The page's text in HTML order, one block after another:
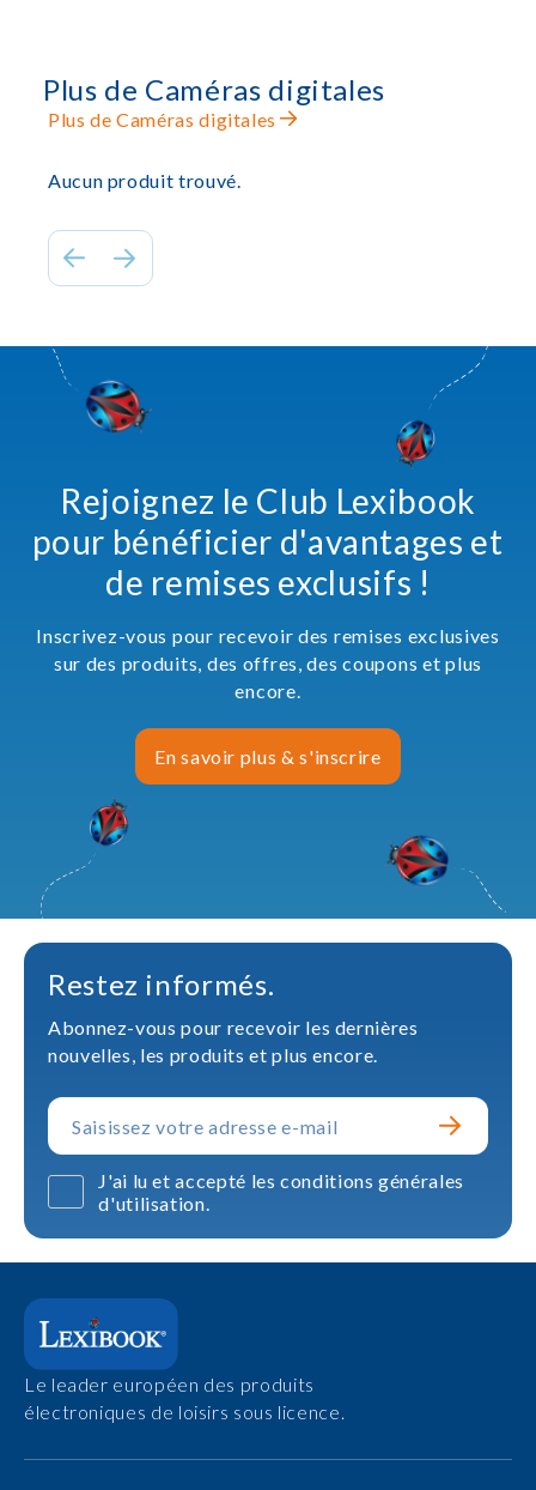
Plus de Caméras digitales
Plus de Caméras digitales
Aucun produit trouvé.
Rejoignez le Club Lexibook
pour bénéficier d'avantages et
de remises exclusifs !
Inscrivez-vous pour recevoir des remises exclusives
sur des produits, des offres, des coupons et plus
encore.
En savoir plus & s'inscrire
Restez informés.
Abonnez-vous pour recevoir les dernières
nouvelles, les produits et plus encore.
J'ai lu et accepté les conditions générales
d'utilisation.
Le leader européen des produits
électroniques de loisirs sous licence.